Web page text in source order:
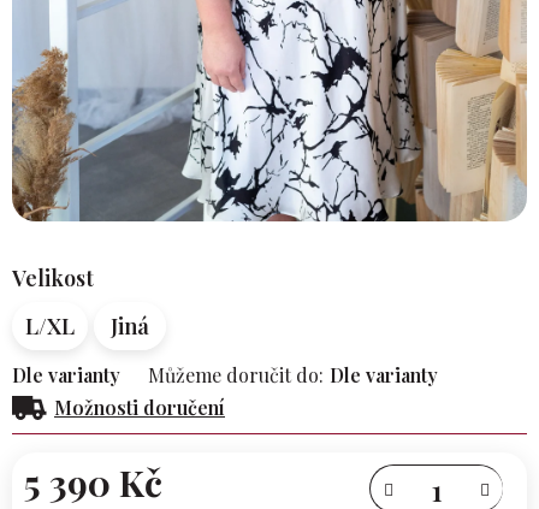
Velikost
L/XL
Jiná
Dle varianty Můžeme doručit do: Dle varianty
Možnosti doručení
5 390 Kč